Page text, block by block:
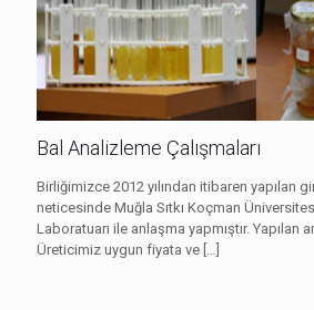
Bal Analizleme Çalışmaları
Birliğimizce 2012 yılından itibaren yapılan
neticesinde Muğla Sıtkı Koçman
Laboratuarı ile anlaşma yapmıştır. Yapılan
Üreticimiz uygun fiyata ve […]